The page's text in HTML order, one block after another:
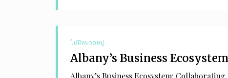
ไม่มีหมวดหมู่
Albany’s Business
Albany’s Business Ecosystem: